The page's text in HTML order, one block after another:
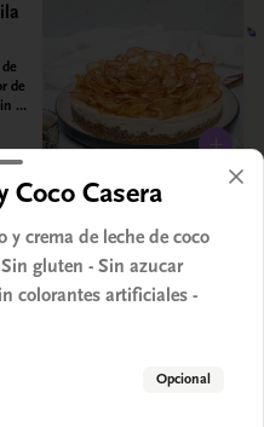
de
Coco Casera
y crema de leche de coco
gluten - Sin azucar
colorantes artificiales -
Opcional